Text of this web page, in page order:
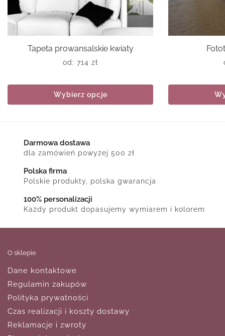
Tapeta prowansalskie kwiaty
od: 714 zł
Wybierz opcje
Darmowa dostawa
dla zamówień powyżej 500 zł
Polska firma
Polskie produkty, polska gwarancja
100% personalizacji
Każdy produkt dopasujemy wymiarem i kolorem
O sklepie
Dane kontaktowe
Regulamin zakupów
Polityka prywatności
Czas realizacji i koszty dostawy
Reklamacje i zwroty